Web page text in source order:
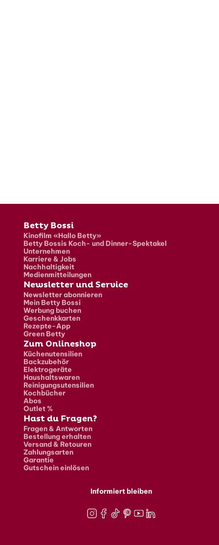
Fusszeile
Betty Bossi
Kinofilm «Hallo Betty»
Betty Bossis Koch- und Dinner-Spektakel
Unternehmen
Karriere & Jobs
Nachhaltigkeit
Medienmitteilungen
Newsletter und Service
Newsletter abonnieren
Mein Betty Bossi
Werbung buchen
Geschenkkarten
Rezepte-App
Green Betty
Zum Onlineshop
Küchenutensilien
Backzubehör
Elektrogeräte
Haushaltswaren
Reinigungsutensilien
Kochbücher
Abos
Outlet %
Hast du Fragen?
Fragen & Antworten
Bestellung erhalten
Versand & Retouren
Zahlungsarten
Garantie
Gutschein einlösen
Informiert bleiben